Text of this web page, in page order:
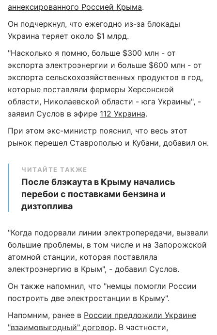
аннексированного Россией Крыма.
Он подчеркнул, что ежегодно из-за блокады
Украина теряет около $1 млрд.
"Насколько я помню, больше $300 млн - от
экспорта электроэнергии и больше $600 млн - от
экспорта сельскохозяйственных продуктов в год,
которые поставляли фермеры Херсонской
области, Николаевской области - юга Украины", -
заявил Суслов в эфире 112 Украина.
При этом экс-министр пояснил, что весь этот
рынок перешел Ставрополью и Кубани, добавил он.
ЧИТАЙТЕ ТАКЖЕ
После блэкаута в Крыму начались
перебои с поставками бензина и
дизтоплива
"Когда подорвали линии электропередачи, вызвали
большие проблемы, в том числе и на Запорожской
атомной станции, которая поставляла
электроэнергию в Крым", - добавил Суслов.
Он также напомнил, что "немцы помогли России
построить две электростанции в Крыму".
Напомним, ранее в России предложили Украине
"взаимовыгодный" договор. В частности,